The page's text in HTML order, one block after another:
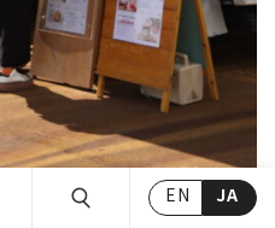
EN JA